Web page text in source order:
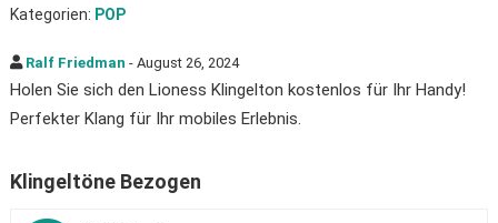
Kategorien: POP
Ralf Friedman - August 26, 2024
Holen Sie sich den Lioness Klingelton kostenlos für Ihr Handy!
Perfekter Klang für Ihr mobiles Erlebnis.
Klingeltöne Bezogen